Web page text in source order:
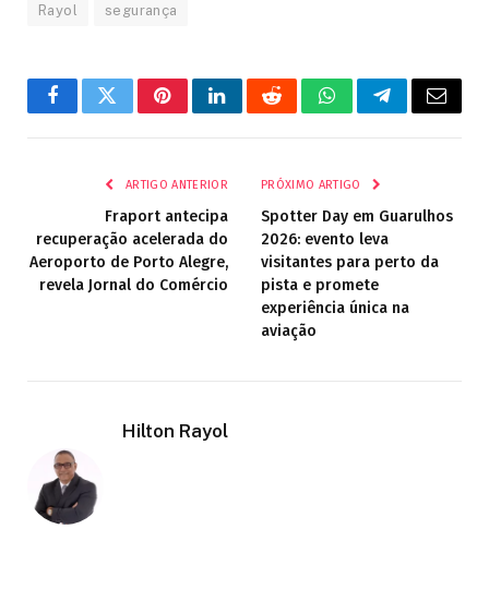
Rayol segurança
FacebookTwitterPinterestLinkedInRedditWhatsAppTelegrama
E-
ARTIGO ANTERIOR
Fraport antecipa
recuperação acelerada do
Aeroporto de Porto Alegre,
revela Jornal do Comércio
PRÓXIMO ARTIGO
Spotter Day em Guarulhos
2026: evento leva
visitantes para perto da
pista e promete
experiência única na
aviação
Hilton Rayol